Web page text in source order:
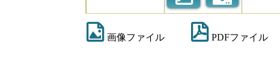
画像ファイル PDFファイル